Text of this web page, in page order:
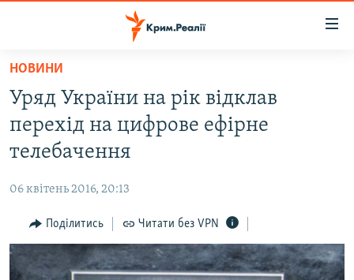
Перейти
основного
матеріалу
Перейти
до
основної
Перейти
до
пошуку
ВОДА.КРИМ
ВІДЕО ТА ФОТО
БЛОГИ
ПОГЛЯД
ІНТЕРВ'Ю
НОВИНИ
Уряд України на рік відклав
перехід на цифрове ефірне
телебачення
06 квітень 2016, 20:13
Поділитись Читати без VPN